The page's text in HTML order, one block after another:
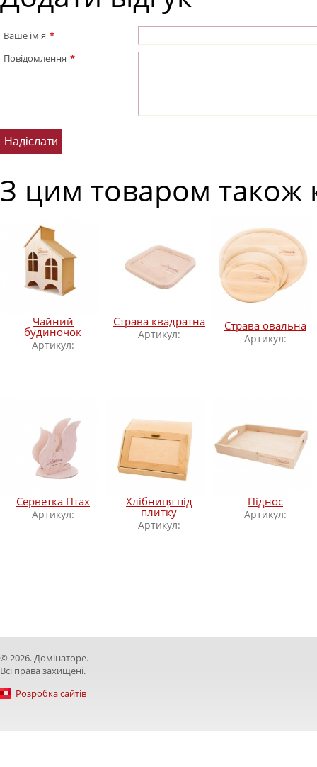
Ваше ім'я *
Повідомлення *
З цим товаром також
Чайний
будиночок
Артикул:
Страва квадратна
Артикул:
Страва овальна
Артикул:
Серветка Птах
Артикул:
Хлібниця під
плитку
Артикул:
Піднос
Артикул:
© 2026. Домінаторе.
Всі права захищені.
Розробка сайтів